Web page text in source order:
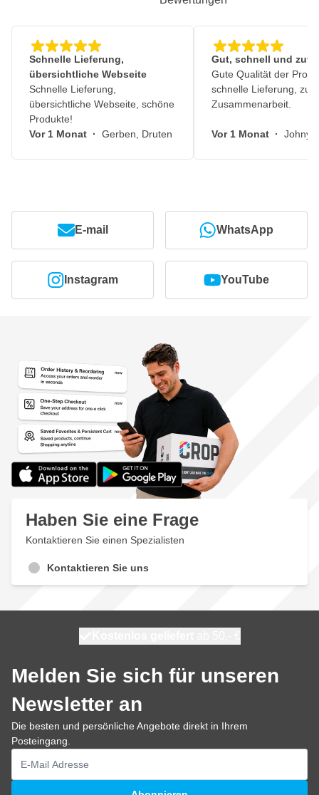
Schnelle Lieferung,
übersichtliche Webseite
Schnelle Lieferung,
übersichtliche Webseite, schöne
Produkte!
Vor 1 Monat · Gerben, Druten
Gut, schnell und
Gute Qualität der
schnelle Lieferung,
Zusammenarbeit.
Vor 1 Monat · Johny,
E-mail WhatsApp
Instagram YouTube
Haben Sie eine Frage
Kontaktieren Sie einen Spezialisten
Kontaktieren Sie uns
Melden Sie sich für unseren
Newsletter an
Die besten und persönliche Angebote direkt in Ihrem
Posteingang.
E-Mailadresse